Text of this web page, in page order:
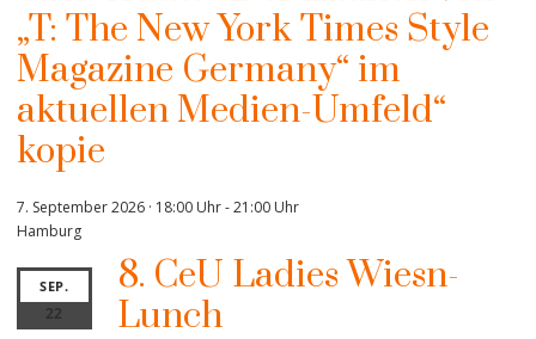
„T: The New York Times Style
Magazine Germany“ im
aktuellen Medien-Umfeld“
kopie
7. September 2026 · 18:00 Uhr-21:00 Uhr
Hamburg
SEP.
22
8. CeU Ladies Wiesn-
Lunch